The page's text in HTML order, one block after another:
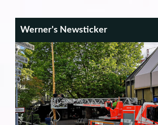
Werner's Newsticker
TO
CONTENT